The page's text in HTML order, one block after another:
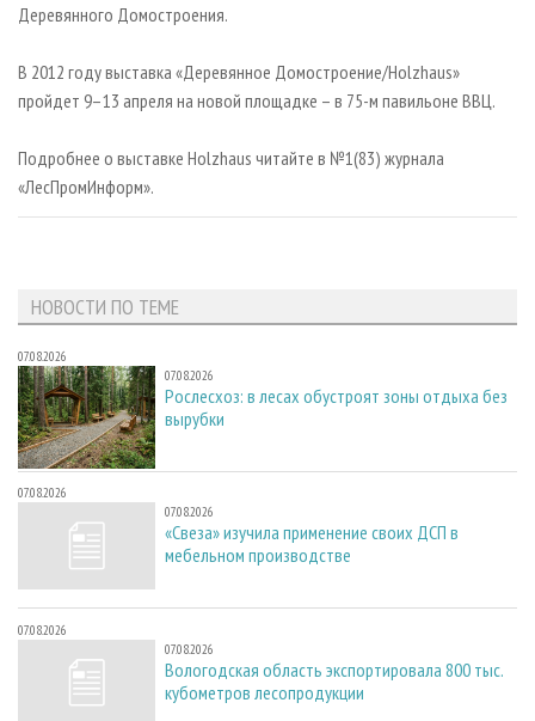
Деревянного Домостроения.
В 2012 году выставка «Деревянное Домостроение/Holzhaus»
пройдет 9–13 апреля на новой площадке – в 75-м павильоне ВВЦ.
Подробнее о выставке Holzhaus читайте в №1(83) журнала
«ЛесПромИнформ».
НОВОСТИ ПО ТЕМЕ
07.08.2026
07.08.2026
Рослесхоз: в лесах обустроят зоны отдыха без
вырубки
07.08.2026
07.08.2026
«Свеза» изучила применение своих ДСП в
мебельном производстве
07.08.2026
07.08.2026
Вологодская область экспортировала 800 тыс.
кубометров лесопродукции